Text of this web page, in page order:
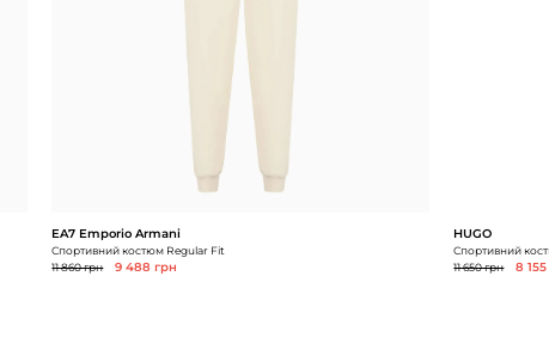
EA7 Emporio Armani
Спортивний костюм Regular Fit
11 860 грн
9 488 грн
HUGO
Спортивний
11 650 грн
8